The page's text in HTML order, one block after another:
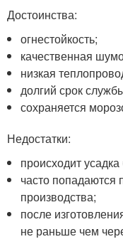
Достоинства:
огнестойкость;
качественная
низкая
долгий срок
сохраняется
Недостатки:
происходит усадка
часто попадаются
производства;
после
не раньше чем